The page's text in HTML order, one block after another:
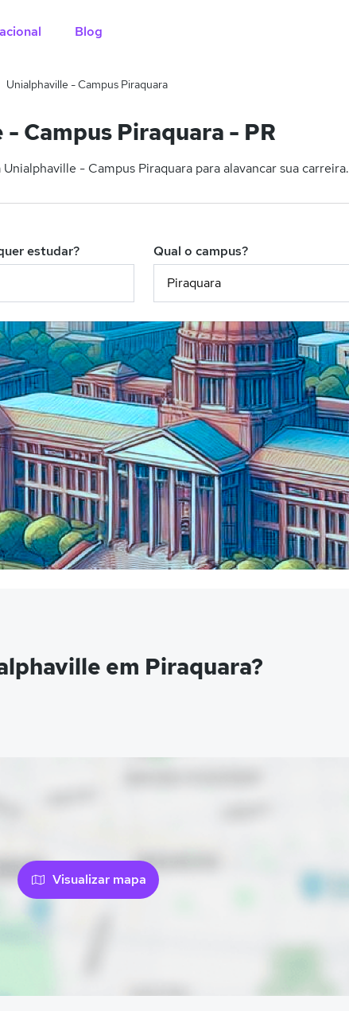
Blog
Unialphaville - Campus Piraquara
Campus Piraquara - PR
- Campus Piraquara para alavancar sua carreira.
estudar?
Qual o campus?
em Piraquara?
Visualizar mapa